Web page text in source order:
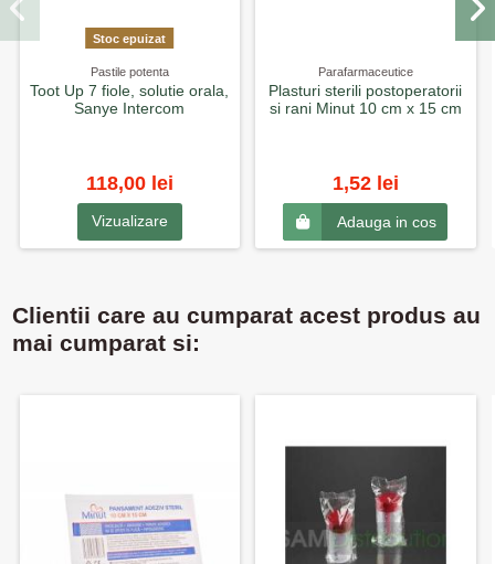
Stoc epuizat
Pastile potenta
Toot Up 7 fiole, solutie orala,
Sanye Intercom
118,00 lei
Vizualizare
Parafarmaceutice
Plasturi sterili postoperatorii
si rani Minut 10 cm x 15 cm
1,52 lei
Adauga in cos
Clientii care au cumparat acest produs au
mai cumparat si: